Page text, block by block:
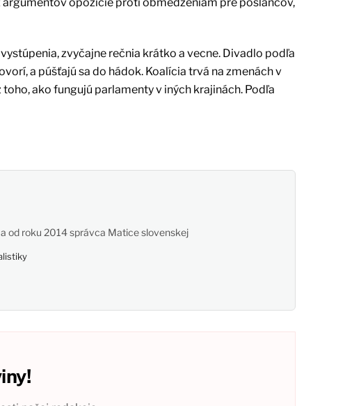
zvyčajne rečnia krátko a vecne. Divadlo podľa
a púšťajú sa do hádok. Koalícia trvá na zmenách v
ako fungujú parlamenty v iných krajinách. Podľa
od roku 2014 správca Matice slovenskej